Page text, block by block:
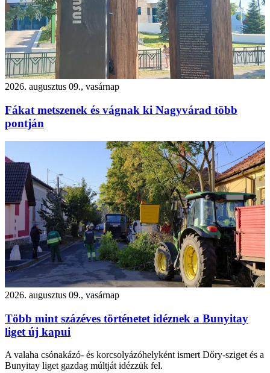
2026. augusztus 09., vasárnap
Fákat metszenek és vágnak ki Nagyvárad több
pontján
2026. augusztus 09., vasárnap
Több mint százéves történetet idéznek a Bunyitay
liget új kapui
A valaha csónakázó- és korcsolyázóhelyként ismert Dőry-sziget és a
Bunyitay liget gazdag múltját idézzük fel.